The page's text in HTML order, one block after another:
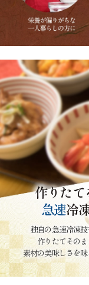
作りたて
急速冷
独自の急速冷凍
作りたてそのま
素材の美味しさを